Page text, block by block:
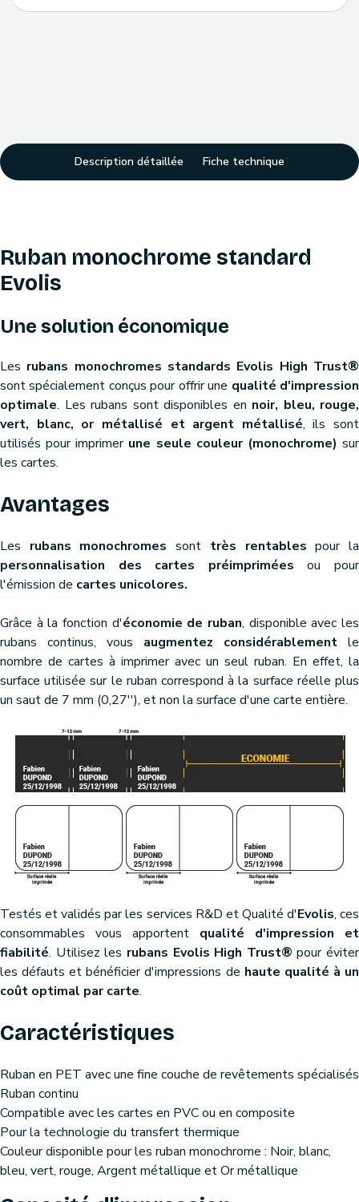
Description détaillée Fiche technique
Ruban monochrome standard
Evolis
Une solution économique
Les rubans monochromes standards Evolis High Trust®
sont spécialement conçus pour offrir une qualité d'impression
optimale. Les rubans sont disponibles en noir, bleu, rouge,
vert, blanc, or métallisé et argent métallisé, ils sont
utilisés pour imprimer une seule couleur (monochrome) sur
les cartes.
Avantages
Les rubans monochromes sont très rentables pour la
personnalisation des cartes préimprimées ou pour
l'émission de cartes unicolores.
Grâce à la fonction d'économie de ruban, disponible avec les
rubans continus, vous augmentez considérablement le
nombre de cartes à imprimer avec un seul ruban. En effet, la
surface utilisée sur le ruban correspond à la surface réelle plus
un saut de 7 mm (0,27''), et non la surface d'une carte entière.
Testés et validés par les services R&D et Qualité d'Evolis, ces
consommables vous apportent qualité d'impression et
fiabilité. Utilisez les rubans Evolis High Trust® pour éviter
les défauts et bénéficier d'impressions de haute qualité à un
coût optimal par carte.
Caractéristiques
Ruban en PET avec une fine couche de revêtements spécialisés
Ruban continu
Compatible avec les cartes en PVC ou en composite
Pour la technologie du transfert thermique
Couleur disponible pour les ruban monochrome : Noir, blanc,
bleu, vert, rouge, Argent métallique et Or métallique